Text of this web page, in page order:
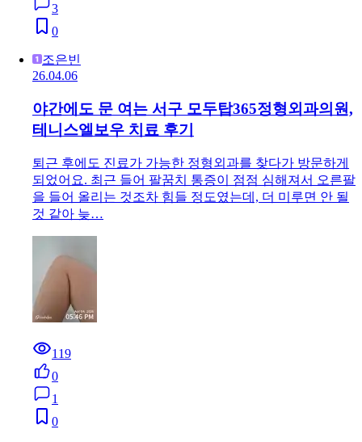
3
0
조은빈
26.04.06
야간에도 문 여는 서구 모두탑365정형외과의원,
테니스엘보우 치료 후기
퇴근 후에도 진료가 가능한 정형외과를 찾다가 방문하게
되었어요. 최근 들어 팔꿈치 통증이 점점 심해져서 오른팔
을 들어 올리는 것조차 힘들 정도였는데, 더 미루면 안 될
것 같아 늦…
119
0
1
0